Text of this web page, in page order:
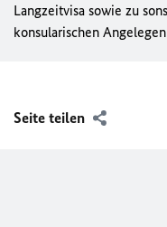
Langzeitvisa sowie zu
konsularischen
Seite teilen